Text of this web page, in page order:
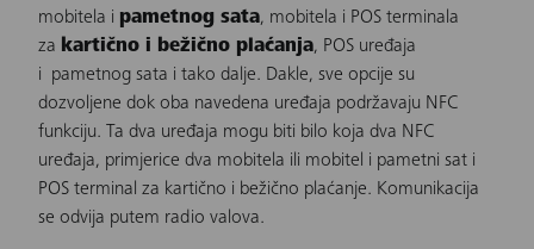
mobitela i pametnog sata, mobitela i POS terminala
za kartično i bežično plaćanja, POS uređaja
i pametnog sata i tako dalje. Dakle, sve opcije su
dozvoljene dok oba navedena uređaja podržavaju NFC
funkciju. Ta dva uređaja mogu biti bilo koja dva NFC
uređaja, primjerice dva mobitela ili mobitel i pametni sat i
POS terminal za kartično i bežično plaćanje. Komunikacija
se odvija putem radio valova.